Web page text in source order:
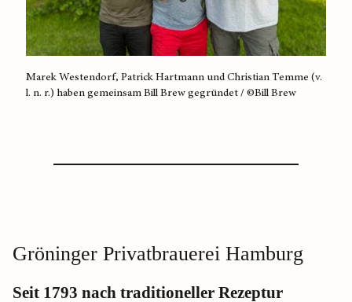
Marek Westendorf, Patrick Hartmann und Christian Temme (v.
l. n. r.) haben gemeinsam Bill Brew gegründet / ©Bill Brew
Gröninger Privatbrauerei Hamburg
Seit 1793 nach traditioneller Rezeptur